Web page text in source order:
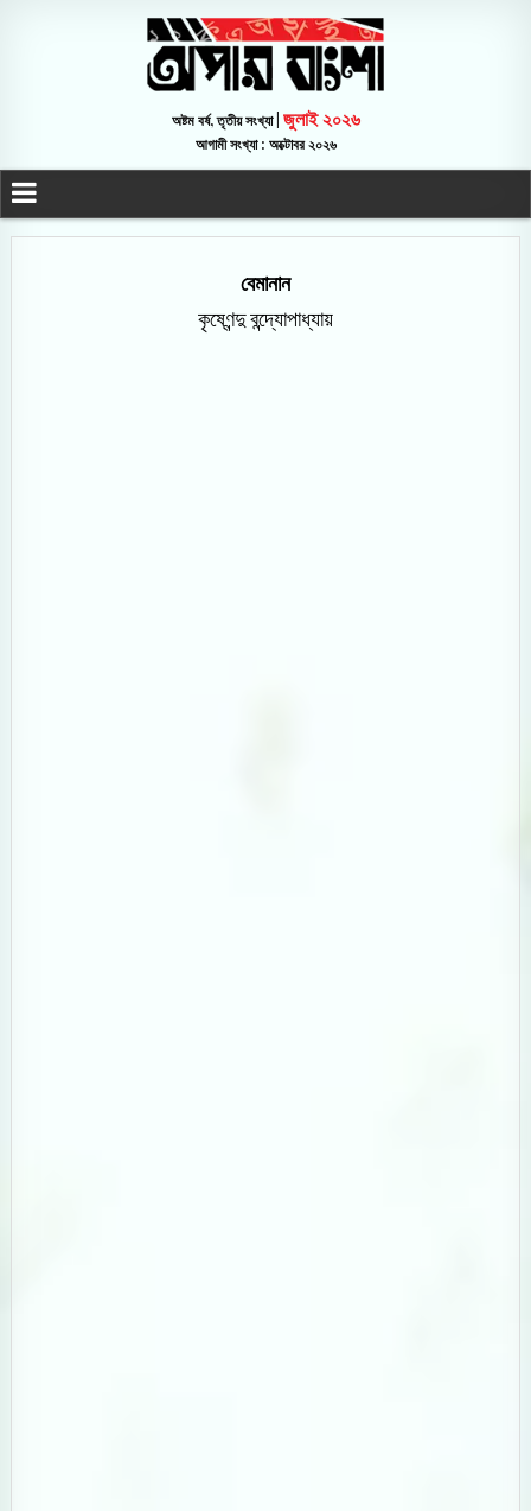
অষ্টম বর্ষ, তৃতীয় সংখ্যা | জুলাই ২০২৬
আগামী সংখ্যা : অক্টোবর ২০২৬
বেমানান
কৃষ্ণেন্দু বন্দ্যোপাধ্যায়